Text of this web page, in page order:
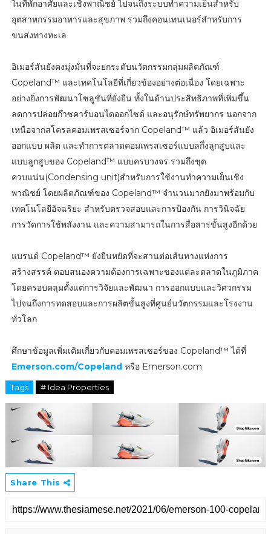
ในที่พักอาศัยและเชิงพาณิชย์ ไปจนถึงระบบทำความเย็นสำหรับ
อุตสาหกรรมอาหารและสุขภาพ รวมถึงคอนเทนเนอร์สำหรับการ
ขนส่งทางทะเล
อิเมอร์สันยังคงมุ่งมั่นที่จะยกระดับนวัตกรรมกลุ่มผลิตภัณฑ์
Copeland™ และเทคโนโลยีที่เกี่ยวข้องอย่างต่อเนื่อง โดยเฉพาะ
อย่างยิ่งการพัฒนาโซลูชันที่ยั่งยืน ทั้งในด้านประสิทธิภาพที่เพิ่มขึ้น
ลดการปล่อยก๊าซคาร์บอนไดออกไซด์ และอนุรักษ์ทรัพยากร นอกจาก
เหนือจากสโครลคอมเพรสเซอร์จาก Copeland™ แล้ว อิเมอร์สันยัง
ออกแบบ ผลิต และทำการตลาดคอมเพรสเซอร์แบบลกึ่งลูกสูบและ
แบบลูกสูบของ Copeland™ แบบครบวงจร รวมถึงชุด
ควบแน่น(Condensing unit)สำหรับการใช้งานทำความเย็นเชิง
พาณิชย์ โดยผลิตภัณฑ์ของ Copeland™ จำนวนมากยังมาพร้อมกับ
เทคโนโลยีอัจฉริยะ สำหรับตรวจสอบและการป้องกัน การวินิจฉัย
การวัดการใช้พลังงาน และความสามารถในการสื่อสารขั้นสูงอีกด้วย
แบรนด์ Copeland™ ยังยืนหยัดที่จะสานต่อเส้นทางแห่งการ
สร้างสรรค์ ตอบสนองความต้องการเฉพาะของแต่ละตลาดในภูมิภาค
โดยครอบคลุมตั้งแต่การวิจัยและพัฒนา การออกแบบและวิศวกรรม
ไปจนถึงการทดสอบและการผลิตขั้นสูงที่ศูนย์นวัตกรรมและโรงงาน
ทั่วโลก
ศึกษาข้อมูลเพิ่มเติมเกี่ยวกับคอมเพรสเซอร์ของ Copeland™ ได้ที่
Emerson.com/Copelandหรือ Emerson.com
Tags # Idea Properties
Share This